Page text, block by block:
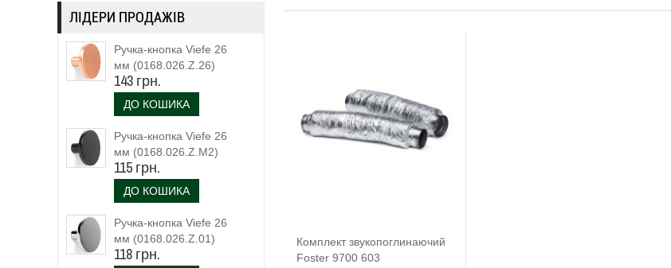
ЛІДЕРИ ПРОДАЖІВ
Ручка-кнопка Viefe 26
мм (0168.026.Z.26)
143 грн.
ДО КОШИКА
Ручка-кнопка Viefe 26
мм (0168.026.Z.M2)
чорний матовий
115 грн.
ДО КОШИКА
Ручка-кнопка Viefe 26
мм (0168.026.Z.01)
118 грн.
Комплект звукопоглинаючий
Foster 9700 603